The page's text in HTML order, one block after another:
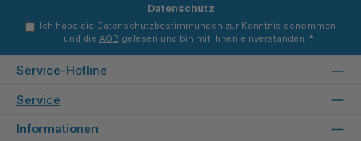
Datenschutz
Ich habe die Datenschutzbestimmungen zur Kenntnis genommen
und die AGB gelesen und bin mit ihnen einverstanden. *
Service-Hotline
Service
Informationen